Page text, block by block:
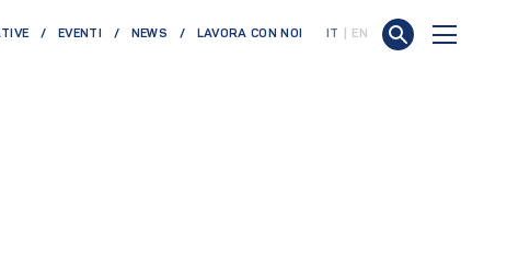
EVENTI NEWS LAVORA CON NOI IT EN